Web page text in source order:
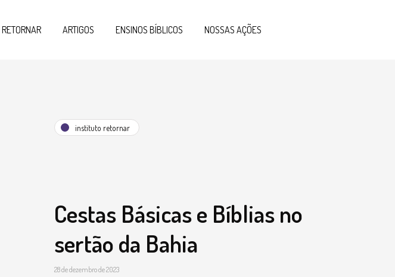
ARTIGOS ENSINOS BÍBLICOS NOSSAS AÇÕES
instituto retornar
Cestas Básicas e Bíblias no
sertão da Bahia
28 de dezembro de 2023